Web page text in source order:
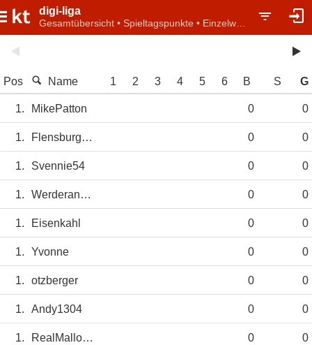
digi-liga
Pos Name 1 2 3 4 5 6 B S G
1. MikePatton 0 0
1. Flensburger1 0 0
1. Svennie54 0 0
1. Werderaner55 0 0
1. Eisenkahl 0 0
1. Yvonne 0 0
1. otzberger 0 0
1. Andy1304 0 0
1. RealMallorca 0 0